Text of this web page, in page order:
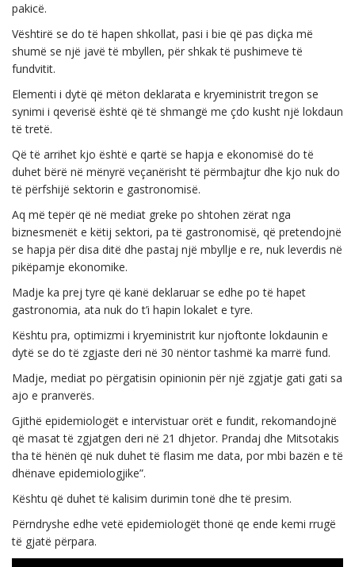
pakicë.
Vështirë se do të hapen shkollat, pasi i bie që pas diçka më
shumë se një javë të mbyllen, për shkak të pushimeve të
fundvitit.
Elementi i dytë që mëton deklarata e kryeministrit tregon se
synimi i qeverisë është që të shmangë me çdo kusht një lokdaun
të tretë.
Që të arrihet kjo është e qartë se hapja e ekonomisë do të
duhet bërë në mënyrë veçanërisht të përmbajtur dhe kjo nuk do
të përfshijë sektorin e gastronomisë.
Aq më tepër që në mediat greke po shtohen zërat nga
biznesmenët e këtij sektori, pa të gastronomisë, që pretendojnë
se hapja për disa ditë dhe pastaj një mbyllje e re, nuk leverdis në
pikëpamje ekonomike.
Madje ka prej tyre që kanë deklaruar se edhe po të hapet
gastronomia, ata nuk do t’i hapin lokalet e tyre.
Kështu pra, optimizmi i kryeministrit kur njoftonte lokdaunin e
dytë se do të zgjaste deri në 30 nëntor tashmë ka marrë fund.
Madje, mediat po përgatisin opinionin për një zgjatje gati gati sa
ajo e pranverës.
Gjithë epidemiologët e intervistuar orët e fundit, rekomandojnë
që masat të zgjatgen deri në 21 dhjetor. Prandaj dhe Mitsotakis
tha të hënën që nuk duhet të flasim me data, por mbi bazën e të
dhënave epidemiologjike”.
Kështu që duhet të kalisim durimin tonë dhe të presim.
Përndryshe edhe vetë epidemiologët thonë qe ende kemi rrugë
të gjatë përpara.